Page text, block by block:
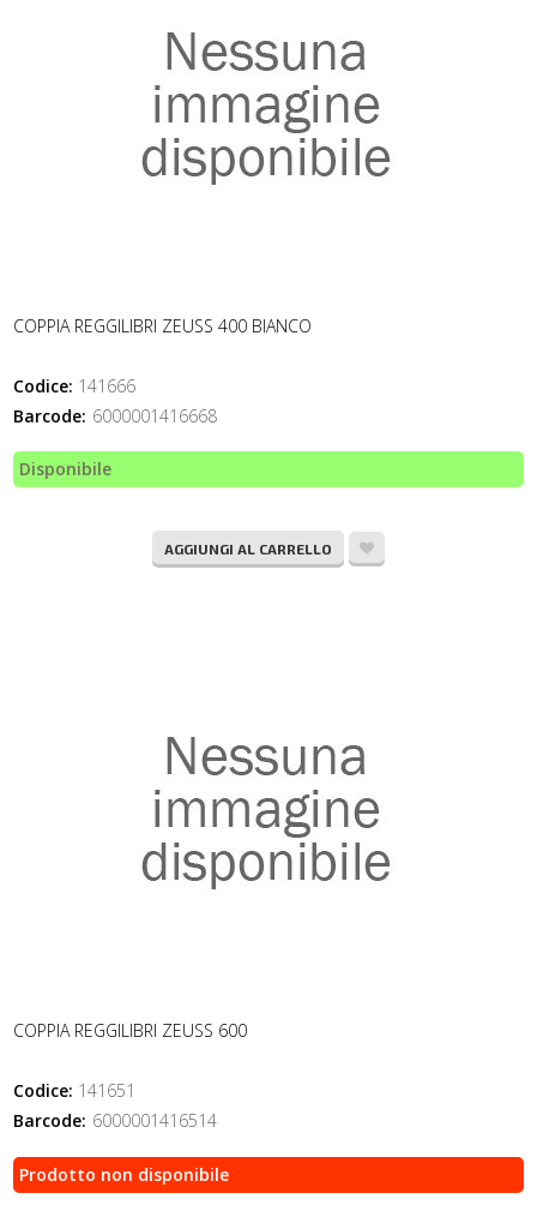
COPPIA REGGILIBRI ZEUSS 400 BIANCO
Codice: 141666
Barcode: 6000001416668
Disponibile
AGGIUNGI AL CARRELLO
COPPIA REGGILIBRI ZEUSS 600
Codice: 141651
Barcode: 6000001416514
Prodotto non disponibile